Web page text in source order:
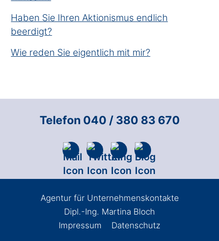
Haben Sie Ihren Aktionismus endlich
beerdigt?
Wie reden Sie eigentlich mit mir?
Telefon 040 / 380 83 670
Agentur für Unternehmenskontakte
Dipl.-Ing. Martina Bloch
Impressum
Datenschutz